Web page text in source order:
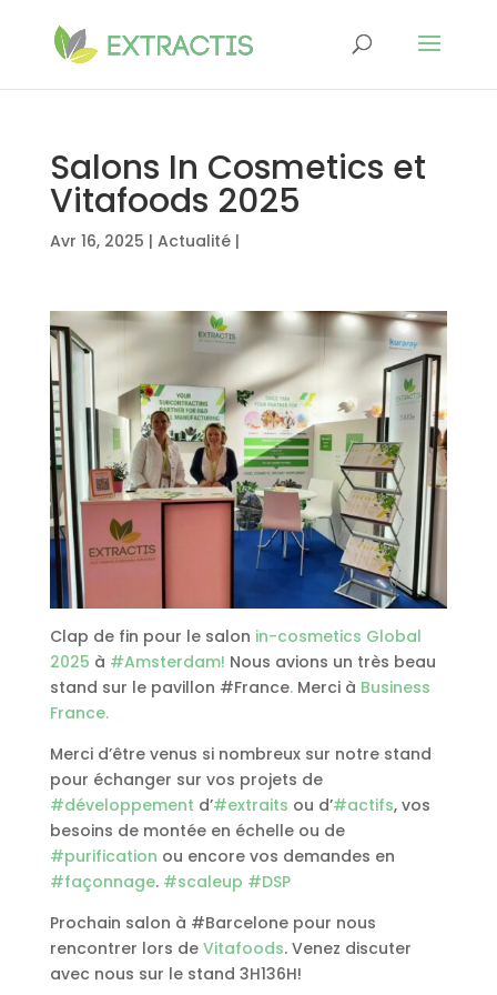
Salons In Cosmetics et
Vitafoods 2025
Avr 16, 2025 | Actualité|
Clap de fin pour le salon in-cosmetics Global
2025 à #Amsterdam! Nous avions un très beau
stand sur le pavillon #France.Merci à Business
France.
Merci d’être venus si nombreux sur notre stand
pour échanger sur vos projets de
#développement d’#extraits ou d’#actifs, vos
besoins de montée en échelle ou de
#purification ou encore vos demandes en
#façonnage. #scaleup #DSP
Prochain salon à #Barcelone pour nous
rencontrer lors de Vitafoods. Venez discuter
avec nous sur le stand 3H136H!